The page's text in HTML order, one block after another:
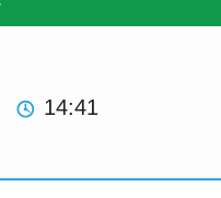
14 41